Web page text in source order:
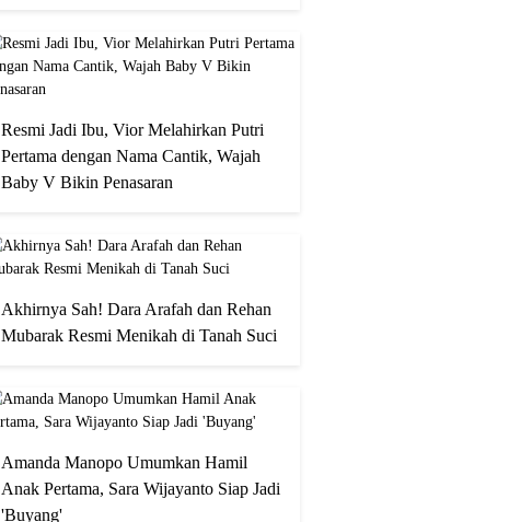
Resmi Jadi Ibu, Vior Melahirkan Putri
Pertama dengan Nama Cantik, Wajah
Baby V Bikin Penasaran
Akhirnya Sah! Dara Arafah dan Rehan
Mubarak Resmi Menikah di Tanah Suci
Amanda Manopo Umumkan Hamil
Anak Pertama, Sara Wijayanto Siap Jadi
'Buyang'